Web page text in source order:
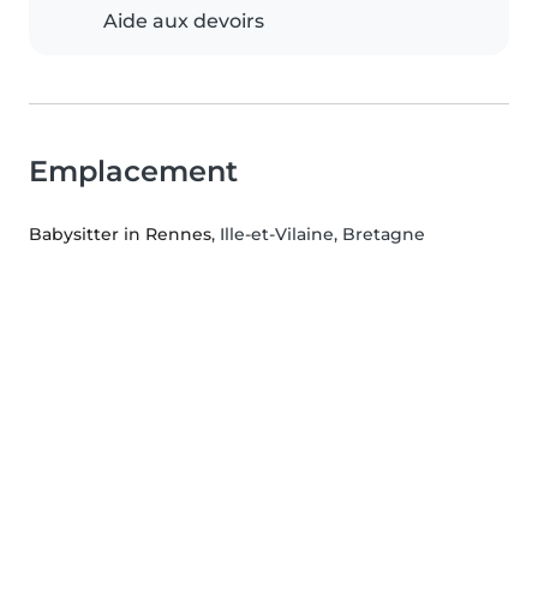
Aide aux devoirs
Emplacement
Babysitter in Rennes, Ille-et-Vilaine, Bretagne